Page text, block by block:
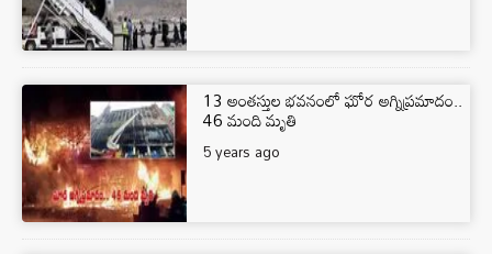
13 అంతస్తుల భవనంలో ఘోర అగ్నిప్రమాదం..
46 మంది మృతి
5 years ago